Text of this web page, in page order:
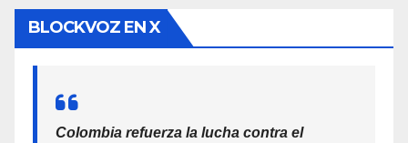
BLOCKVOZ EN X
Colombia refuerza la lucha contra el